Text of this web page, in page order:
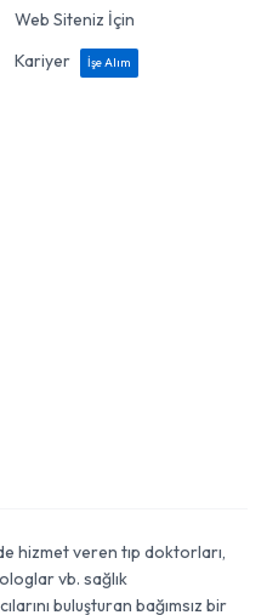
Web Siteniz İçin
Kariyer
İşe Alım
hizmet veren tıp doktorları,
vb. sağlık
buluşturan bağımsız bir